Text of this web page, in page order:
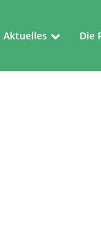
Aktuelles Die